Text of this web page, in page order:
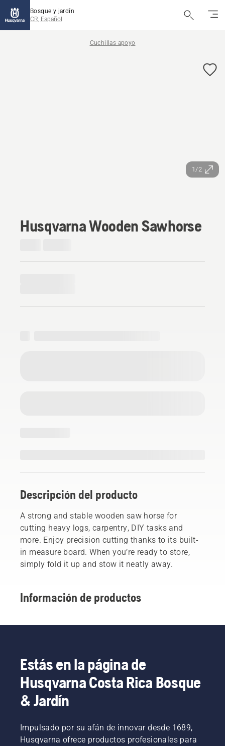
Bosque y jardín
CR, Español
Cuchillas apoyo
1/2
Husqvarna Wooden Sawhorse
Descripción del producto
A strong and stable wooden saw horse for
cutting heavy logs, carpentry, DIY tasks and
more. Enjoy precision cutting thanks to its built-
in measure board. When you’re ready to store,
simply fold it up and stow it neatly away.
Información de productos
Estás en la página de
Husqvarna Costa Rica Bosque
& Jardín
Impulsado por su afán de innovar desde 1689,
Husqvarna ofrece productos profesionales para